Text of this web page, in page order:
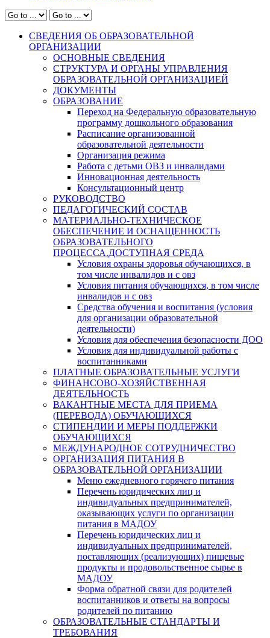
СВЕДЕНИЯ ОБ ОБРАЗОВАТЕЛЬНОЙ
ОРГАНИЗАЦИИ
ОСНОВНЫЕ СВЕДЕНИЯ
СТРУКТУРА И ОРГАНЫ УПРАВЛЕНИЯ
ОБРАЗОВАТЕЛЬНОЙ ОРГАНИЗАЦИЕЙ
ДОКУМЕНТЫ
ОБРАЗОВАНИЕ
Переход на Федеральную образовательную
программу дошкольного образования
Расписание организованной
образовательной деятельности
Организация режима
Работа с детьми ОВЗ и инвалидами
Инновационная деятельность
Консультационный центр
РУКОВОДСТВО
ПЕДАГОГИЧЕСКИЙ СОСТАВ
МАТЕРИАЛЬНО-ТЕХНИЧЕСКОЕ
ОБЕСПЕЧЕНИЕ И ОСНАЩЕННОСТЬ
ОБРАЗОВАТЕЛЬНОГО
ПРОЦЕССА.ДОСТУПНАЯ СРЕДА
Условия охраны здоровья обучающихся, в
том числе инвалидов и с овз
Условия питания обучающихся, в том числе
инвалидов и с овз
Средства обучения и воспитания (условия
для организации образовательной
деятельности)
Условия для обеспечения безопасности ДОО
Условия для индивидуальной работы с
воспитанниками
ПЛАТНЫЕ ОБРАЗОВАТЕЛЬНЫЕ УСЛУГИ
ФИНАНСОВО-ХОЗЯЙСТВЕННАЯ
ДЕЯТЕЛЬНОСТЬ
ВАКАНТНЫЕ МЕСТА ДЛЯ ПРИЕМА
(ПЕРЕВОДА) ОБУЧАЮЩИХСЯ
СТИПЕНДИИ И МЕРЫ ПОДДЕРЖКИ
ОБУЧАЮЩИХСЯ
МЕЖДУНАРОДНОЕ СОТРУДНИЧЕСТВО
ОРГАНИЗАЦИЯ ПИТАНИЯ В
ОБРАЗОВАТЕЛЬНОЙ ОРГАНИЗАЦИИ
Меню ежедневного горячего питания
Перечень юридических лиц и
индивидуальных предпринимателей,
оказывающих услуги по организации
питания в МАДОУ
Перечень юридических лиц и
индивидуальных предпринимателей,
поставляющих (реализующих) пищевые
продукты и продовольственное сырье в
МАДОУ
Форма обратной связи для родителей
воспитанников и ответы на вопросы
родителей по питанию
ОБРАЗОВАТЕЛЬНЫЕ СТАНДАРТЫ И
ТРЕБОВАНИЯ